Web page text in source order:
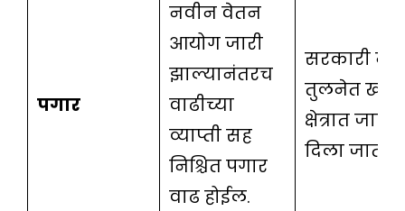
पगार
नवीन वेतन
आयोग जारी
झाल्यानंतरच
वाढीच्या
व्याप्ती सह
निश्चित पगार
वाढ होईल.
सरकारी
तुलनेत
क्षेत्रात
दिला जातो.